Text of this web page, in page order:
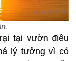
tại vườn điều
lý tưởng vì có